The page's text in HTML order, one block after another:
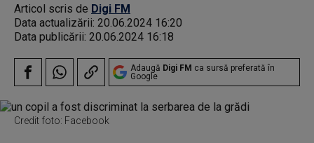
Articol scris de Digi FM
Data actualizării: 20.06.2024 16:20
Data publicării: 20.06.2024 16:18
Adaugă Digi FM ca sursă preferată în
Google
Credit foto: Facebook